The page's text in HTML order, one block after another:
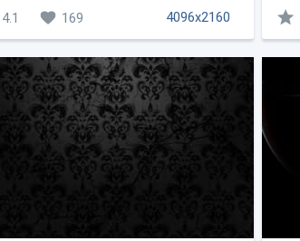
4096x2160
4.1 169